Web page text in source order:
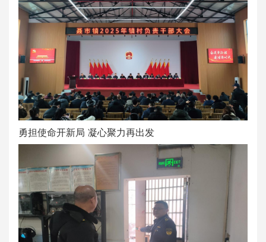
勇担使命开新局 凝心聚力再出发